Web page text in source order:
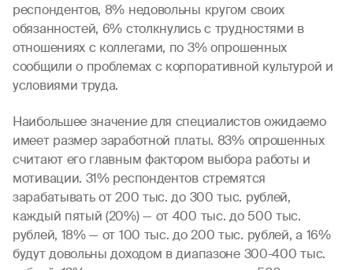
респондентов, 8% недовольны кругом своих
обязанностей, 6% столкнулись с трудностями в
отношениях с коллегами, по 3% опрошенных
сообщили о проблемах с корпоративной культурой и
условиями труда.
Наибольшее значение для специалистов ожидаемо
имеет размер заработной платы. 83% опрошенных
считают его главным фактором выбора работы и
мотивации. 31% респондентов стремятся
зарабатывать от 200 тыс. до 300 тыс. рублей,
каждый пятый (20%) — от 400 тыс. до 500 тыс.
рублей, 18% — от 100 тыс. до 200 тыс. рублей, а 16%
будут довольны доходом в диапазоне 300-400 тыс.